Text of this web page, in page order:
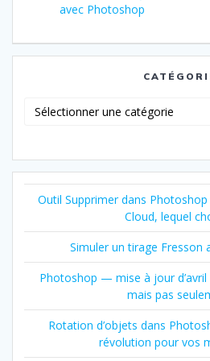
l’article :
avec Photoshop
Outil Supprimer dans
Cloud, lequel
Simuler un tirage Fresson
Photoshop — mise à jour d’avril
mais pas
Rotation d’objets dans
révolution pour vos